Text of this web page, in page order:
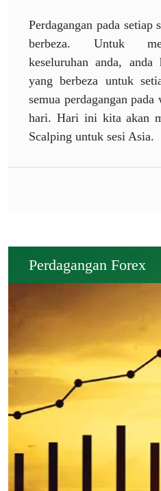
Perdagangan pada setiap
berbeza. Untuk
keseluruhan anda,
yang berbeza untuk
semua perdagangan
hari. Hari ini kita akan
Scalping untuk sesi Asia.
Perdagangan Forex